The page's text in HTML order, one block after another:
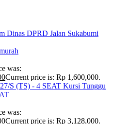
was:
Current price is: Rp 1,600,000.
Kursi Tunggu
was:
Current price is: Rp 3,128,000.